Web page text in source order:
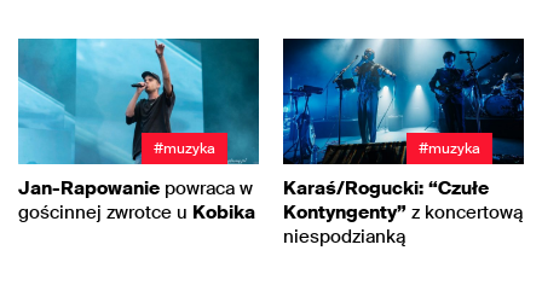
#muzyka
Jan-Rapowanie powraca w
gościnnej zwrotce u Kobika
#muzyka
Karaś/Rogucki: “Czułe
Kontyngenty” z koncertową
niespodzianką